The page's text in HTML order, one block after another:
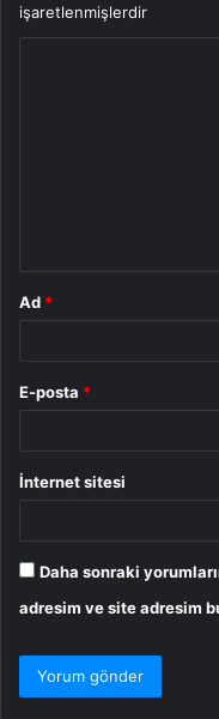
işaretlenmişlerdir
Ad *
E-posta *
İnternet sitesi
Daha sonraki
adresim ve site adresim